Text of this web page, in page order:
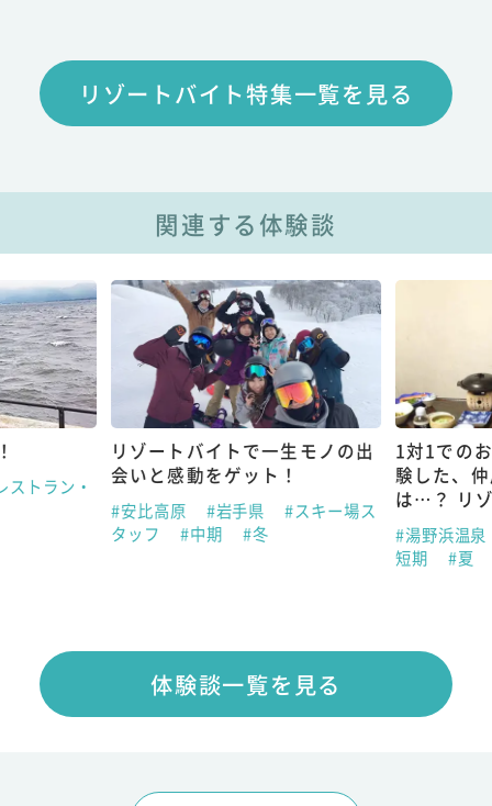
リゾートバイト特集一覧を見る
関連する体験談
ストラン・
リゾートバイトで一生モノの出
会いと感動をゲット！
#安比高原 #岩手県
#スキー場ス
タッフ
#中期 #冬
1対1での
験した、
は…？ リ
#湯野浜温泉
短期
#夏
体験談一覧を見る